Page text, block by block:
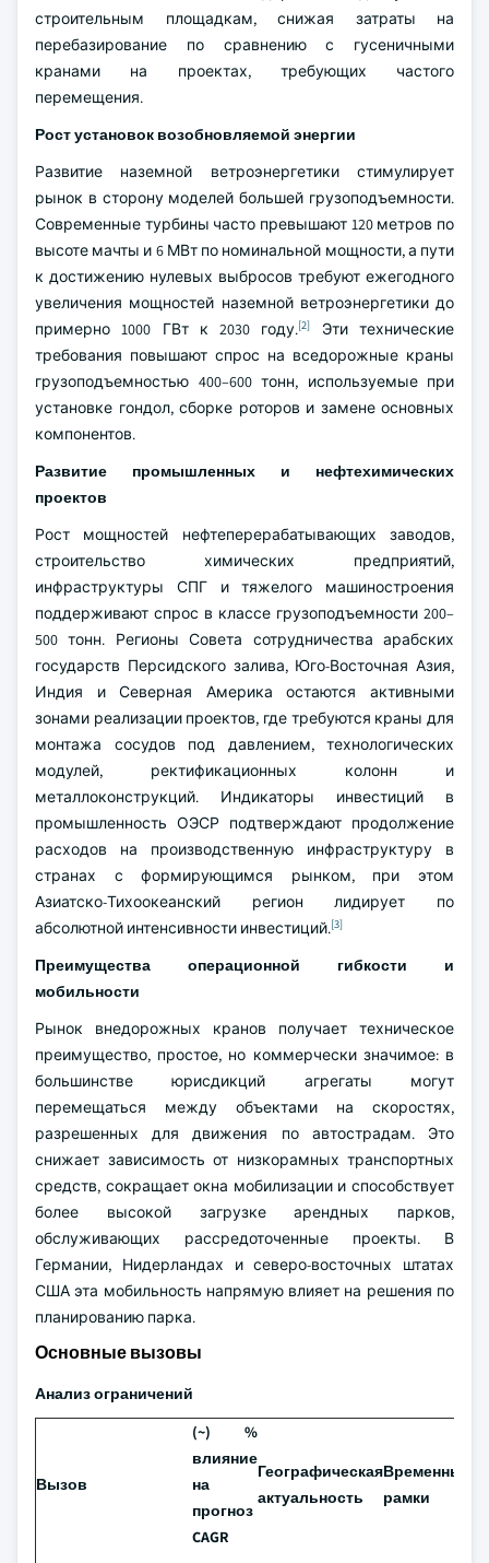
строительным площадкам, снижая затраты на
перебазирование по сравнению с гусеничными
кранами на проектах, требующих частого
перемещения.
Рост установок возобновляемой энергии
Развитие наземной ветроэнергетики стимулирует
рынок в сторону моделей большей грузоподъемности.
Современные турбины часто превышают 120 метров по
высоте мачты и 6 МВт по номинальной мощности, а пути
к достижению нулевых выбросов требуют ежегодного
увеличения мощностей наземной ветроэнергетики до
примерно 1000 ГВт к 2030 году.[2]
Эти технические
требования повышают спрос на вседорожные краны
грузоподъемностью 400–600 тонн, используемые при
установке гондол, сборке роторов и замене основных
компонентов.
Развитие промышленных и нефтехимических
проектов
Рост мощностей нефтеперерабатывающих заводов,
строительство химических предприятий,
инфраструктуры СПГ и тяжелого машиностроения
поддерживают спрос в классе грузоподъемности 200–
500 тонн. Регионы Совета сотрудничества арабских
государств Персидского залива, Юго-Восточная Азия,
Индия и Северная Америка остаются активными
зонами реализации проектов, где требуются краны для
монтажа сосудов под давлением, технологических
модулей, ректификационных колонн и
металлоконструкций. Индикаторы инвестиций в
промышленность ОЭСР подтверждают продолжение
расходов на производственную инфраструктуру в
странах с формирующимся рынком, при этом
Азиатско-Тихоокеанский регион лидирует по
абсолютной интенсивности инвестиций.[3]
Преимущества операционной гибкости и
мобильности
Рынок внедорожных кранов получает техническое
преимущество, простое, но коммерчески значимое: в
большинстве юрисдикций агрегаты могут
перемещаться между объектами на скоростях,
разрешенных для движения по автострадам. Это
снижает зависимость от низкорамных транспортных
средств, сокращает окна мобилизации и способствует
более высокой загрузке арендных парков,
обслуживающих рассредоточенные проекты. В
Германии, Нидерландах и северо-восточных штатах
США эта мобильность напрямую влияет на решения по
планированию парка.
Основные вызовы
Анализ ограничений
Вызов
(~) %
влияние
на
прогноз
CAGR
Географическая
актуальность
Временные
рамки